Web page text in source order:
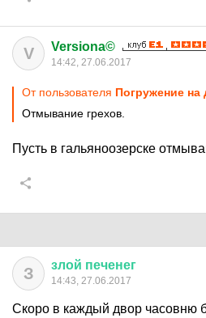
V Versiona©
14:42, 27.06.2017
От пользователя Погружение на
Отмывание грехов.
Пусть в гальяноозерске
З злой печенег
14:43, 27.06.2017
Скоро в каждый двор часовню